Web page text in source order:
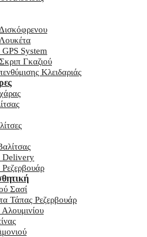
GPS System
Γκαζιού
Κλειδαριάς
Delivery
Σασί
Τάπας Ρεζερβουάρ